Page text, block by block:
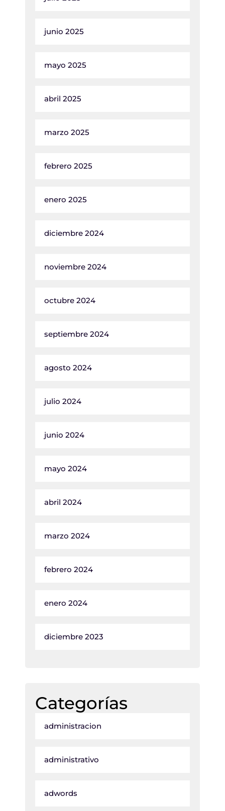
junio 2025
mayo 2025
abril 2025
marzo 2025
febrero 2025
enero 2025
diciembre 2024
noviembre 2024
octubre 2024
septiembre 2024
agosto 2024
julio 2024
junio 2024
mayo 2024
abril 2024
marzo 2024
febrero 2024
enero 2024
diciembre 2023
Categorías
administracion
administrativo
adwords